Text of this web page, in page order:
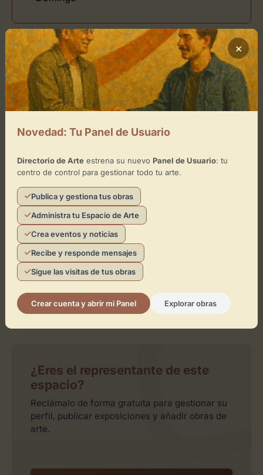
Ubicación de APPA art gallery
Cómo llegar
APPA art gallery
×
+
−
Toca el mapa para interactuar
Activar Mapa
¿Eres el representante de este
espacio?
Reclámalo de forma gratuita para gestionar su
perfil, publicar exposiciones y añadir obras de
arte.
×
Novedad: Tu Panel de Usuario
Directorio de Arteestrena su nuevo Panel de Usuario: tu
centro de control para gestionar todo tu arte.
Publica y gestiona tus obras
Administra tu Espacio de Arte
Crea eventos y noticias
Recibe y responde mensajes
Sigue las visitas de tus obras
Crear cuenta y abrir mi Panel Explorar obras